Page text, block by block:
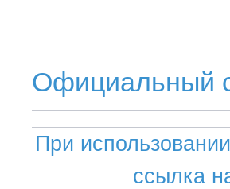
Официальный
При
ссылка